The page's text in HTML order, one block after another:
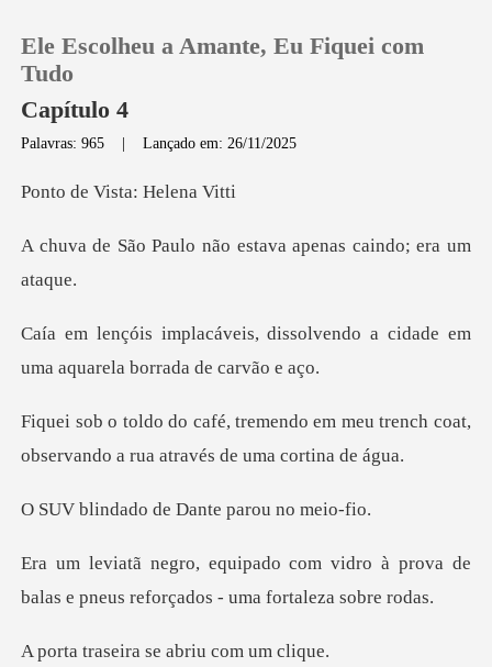
Histórico
Baixar App
Ele Escolheu a Amante, Eu Fiquei com
Tudo
Capítulo 4
Palavras: 965 |Lançado em: 26/11/2025
Vista: He
não estava apenas c
issolvendo a cidade em
uma aqu
o em meu trench coat,
observando a
de Dante paro
vidro à prova de
balas e pneus refo
ira se abriu